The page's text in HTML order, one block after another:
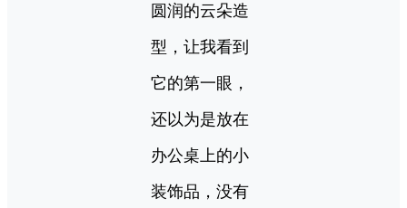
圆润的云朵造
型，让我看到
它的第一眼，
还以为是放在
办公桌上的小
装饰品，没有